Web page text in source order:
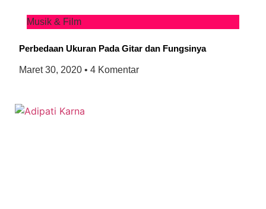
Musik & Film
Perbedaan Ukuran Pada Gitar dan Fungsinya
Maret 30, 2020 4 Komentar